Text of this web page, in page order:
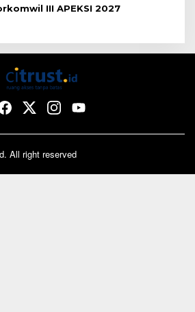
III APEKSI 2027
All right reserved